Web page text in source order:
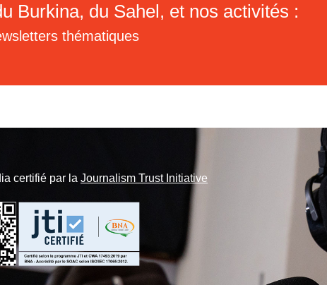
Burkina, du Sahel, et nos activités :
thématiques
certifié par la Journalism Trust Initiative